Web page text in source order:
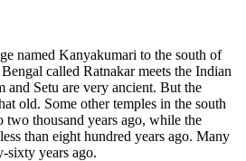
named Kanyakumari to the south of
called Ratnakar meets the Indian
and Setu are very ancient. But the
old. Some other temples in the south
two thousand years ago, while the
than eight hundred years ago. Many
sixty years ago.